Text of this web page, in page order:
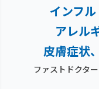
インフル
アレル
皮膚症状
ファストドクタ